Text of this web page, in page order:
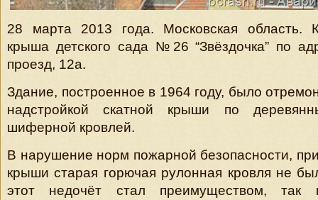
28 марта 2013 года. Московская область.
крыша детского сада №26 “Звёздочка” по
проезд, 12а.
Здание, построенное в 1964 году, было
надстройкой скатной крыши по
шиферной кровлей.
В нарушение норм пожарной безопасности,
крыши старая горючая рулонная кровля не
этот недочёт стал преимуществом, так